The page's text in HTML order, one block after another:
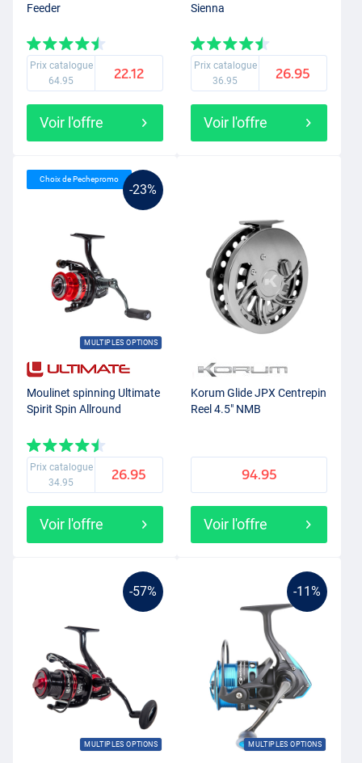
Feeder
Prix catalogue
64.95
22.12
Voir l'offre
Sienna
Prix catalogue
36.95
26.95
Voir l'offre
-23%
MULTIPLES OPTIONS
Choix de Pechepromo
Moulinet spinning Ultimate
Spirit Spin Allround
Prix catalogue
34.95
26.95
Voir l'offre
Korum Glide JPX Centrepin
Reel 4.5" NMB
94.95
Voir l'offre
-57%
MULTIPLES OPTIONS
-11%
MULTIPLES OPTIONS